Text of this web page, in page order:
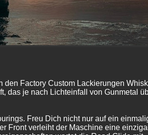
den Factory Custom Lackierungen
das je nach Lichteinfall von Gunmetal
Freu Dich nicht nur auf ein
Front verleiht der Maschine eine